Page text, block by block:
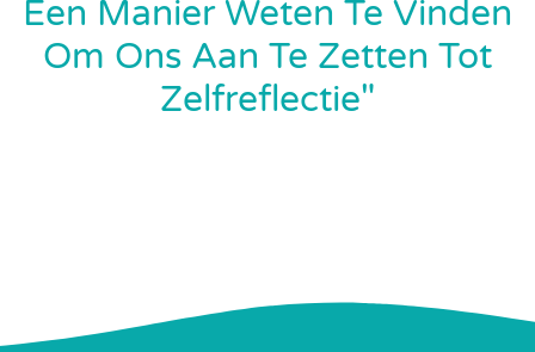
Een Manier Weten Te Vinden
Om Ons Aan Te Zetten Tot
Zelfreflectie"